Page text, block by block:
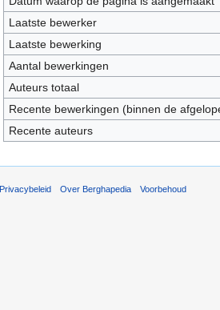
Laatste bewerker
Laatste bewerking
Aantal bewerkingen
Auteurs totaal
Recente bewerkingen (binnen de
Recente auteurs
Privacybeleid Over Berghapedia Voorbehoud